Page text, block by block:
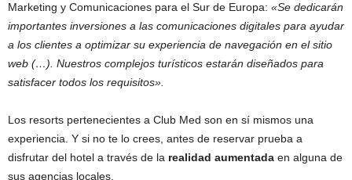
Marketing y Comunicaciones para el Sur de Europa: «Se dedicarán
importantes inversiones a las comunicaciones digitales para ayudar
a los clientes a optimizar su experiencia de navegación en el sitio
web (…). Nuestros complejos turísticos estarán diseñados para
satisfacer todos los requisitos».
Los resorts pertenecientes a Club Med son en sí mismos una
experiencia. Y si no te lo crees, antes de reservar prueba a
disfrutar del hotel a través de la realidad aumentada en alguna de
sus agencias locales.